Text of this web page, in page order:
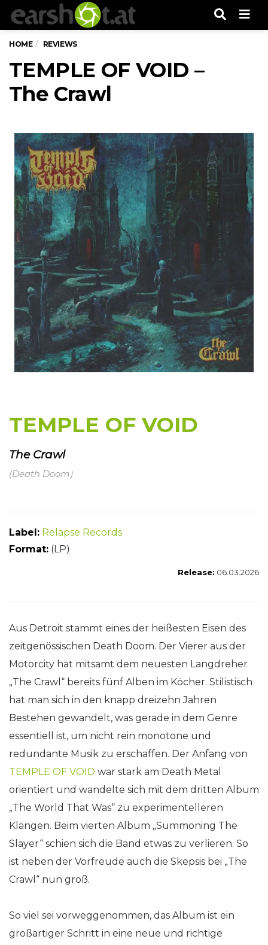
HOME REVIEWS
TEMPLE OF VOID –
The Crawl
TEMPLE OF VOID
The Crawl
(Death Doom)
Label: Relapse Records
Format: (LP)
Release: 06.03.2026
Aus Detroit stammt eines der heißesten Eisen des
zeitgenössischen Death Doom. Der Vierer aus der
Motorcity hat mitsamt dem neuesten Langdreher
„The Crawl“ bereits fünf Alben im Köcher. Stilistisch
hat man sich in den knapp dreizehn Jahren
Bestehen gewandelt, was gerade in dem Genre
essentiell ist, um nicht rein monotone und
redundante Musik zu erschaffen. Der Anfang von
TEMPLE OF VOID war stark am Death Metal
orientiert und wandelte sich mit dem dritten Album
„The World That Was“ zu experimentelleren
Klängen. Beim vierten Album „Summoning The
Slayer“ schien sich die Band etwas zu verlieren. So
ist neben der Vorfreude auch die Skepsis bei „The
Crawl“ nun groß.
So viel sei vorweggenommen, das Album ist ein
großartiger Schritt in eine neue und richtige